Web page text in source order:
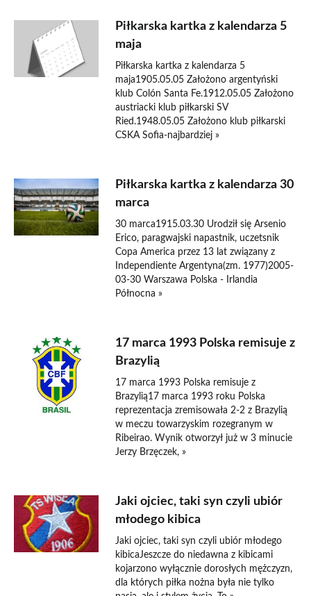
Piłkarska kartka z kalendarza 5
maja
Piłkarska kartka z kalendarza 5
maja1905.05.05 Założono argentyński
klub Colón Santa Fe.1912.05.05 Założono
austriacki klub piłkarski SV
Ried.1948.05.05 Założono klub piłkarski
CSKA Sofia-najbardziej »
Piłkarska kartka z kalendarza 30
marca
30 marca1915.03.30 Urodził się Arsenio
Erico, paragwajski napastnik, uczetsnik
Copa America przez 13 lat związany z
Independiente Argentyna(zm. 1977)2005-
03-30 Warszawa Polska - Irlandia
Północna »
17 marca 1993 Polska remisuje z
Brazylią
17 marca 1993 Polska remisuje z
Brazylią17 marca 1993 roku Polska
reprezentacja zremisowała 2-2 z Brazylią
w meczu towarzyskim rozegranym w
Ribeirao. Wynik otworzył już w 3 minucie
Jerzy Brzęczek, »
Jaki ojciec, taki syn czyli ubiór
młodego kibica
Jaki ojciec, taki syn czyli ubiór młodego
kibicaJeszcze do niedawna z kibicami
kojarzono wyłącznie dorosłych mężczyzn,
dla których piłka nożna była nie tylko